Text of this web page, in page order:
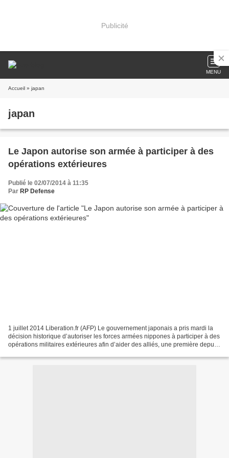
Publicité
MENU
Accueil » japan
japan
Le Japon autorise son armée à participer à des
opérations extérieures
Publié le 02/07/2014 à 11:35
Par RP Defense
1 juillet 2014 Liberation.fr (AFP) Le gouvernement japonais a pris mardi la
décision historique d’autoriser les forces armées nippones à participer à des
opérations militaires extérieures afin d’aider des alliés, une première depuis